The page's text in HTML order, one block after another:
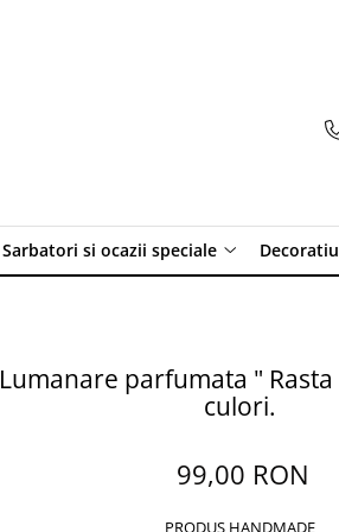
Sarbatori si ocazii speciale
Lumanare parfumata "
culori.
99,00 RON
PRODUS HANDMADE